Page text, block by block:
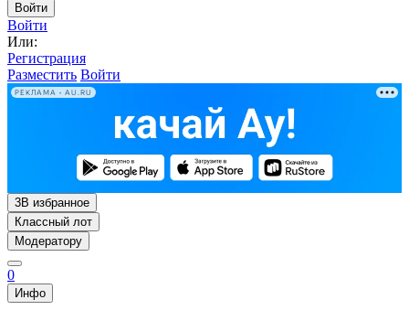
Войти
Войти
Или:
Регистрация
Разместить Войти
РЕКЛАМА • AU.RU
3В избранное
Классный лот
Модератору
0
Инфо